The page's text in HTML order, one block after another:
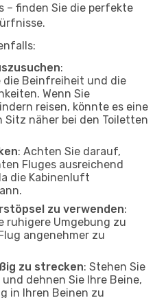
– finden Sie die perfekte
:
die Beinfreiheit und die
Wenn Sie
reisen, könnte es eine
Sitz näher bei den Toiletten
: Achten Sie darauf,
Fluges ausreichend
die Kabinenluft
zu verwenden:
ruhigere Umgebung zu
angenehmer zu
zu strecken: Stehen Sie
dehnen Sie Ihre Beine,
in Ihren Beinen zu